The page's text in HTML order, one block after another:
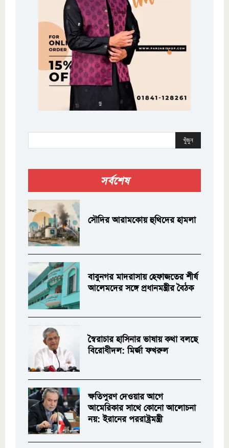
খুঁজুন
সর্বশেষ
সৌদির আরামকোয় হুথিদের হামলা
বাবুনগর মাদরাসায় হেফাজতের শীর্ষ
আলেমদের সঙ্গে প্রধানমন্ত্রীর বৈঠক
স্বৈরাচার হাসিনার ভাষায় কথা বলছে
বিরোধীদল: মির্জা ফখরুল
ক্ষতিপুরণ দেওয়ার আগে
আমেরিকার সাথে কোনো আলোচনা
নয়: ইরানের পররাষ্ট্রমন্ত্রী